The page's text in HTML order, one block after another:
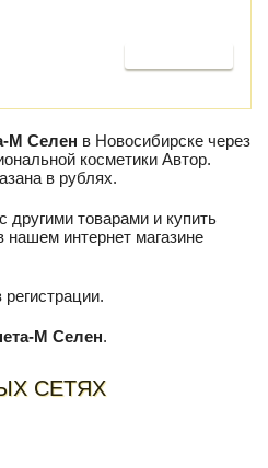
М Селен в Новосибирске через
косметики Автор.
в рублях.
другими товарами и купить
нашем интернет магазине
М Селен.
СЕТЯХ